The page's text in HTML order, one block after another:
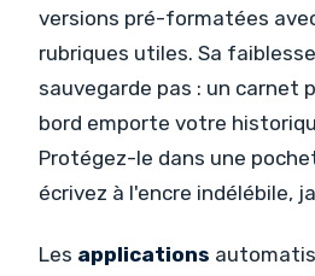
versions pré-formatées
rubriques utiles. Sa
sauvegarde pas : un carnet
bord emporte votre
Protégez-le dans une
écrivez à l'encre indélébile,
Les applications